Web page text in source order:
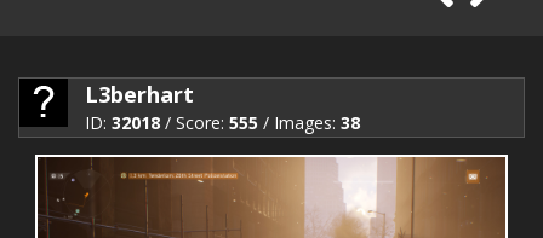
L3berhart
ID: 32018 / Score: 555 / Images: 38